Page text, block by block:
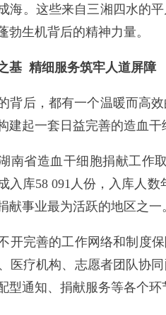
海。这些来自三湘四水的
勃生机背后的精神力量。
基 精细服务筑牢人道屏障
背后，都有一个温暖而高
建起一套日益完善的造血
南省造血干细胞捐献工作
入库58 091人份，入库人
献事业最为活跃的地区之一
开完善的工作网络和制度
医疗机构、志愿者团队协
型通知、捐献服务等各个